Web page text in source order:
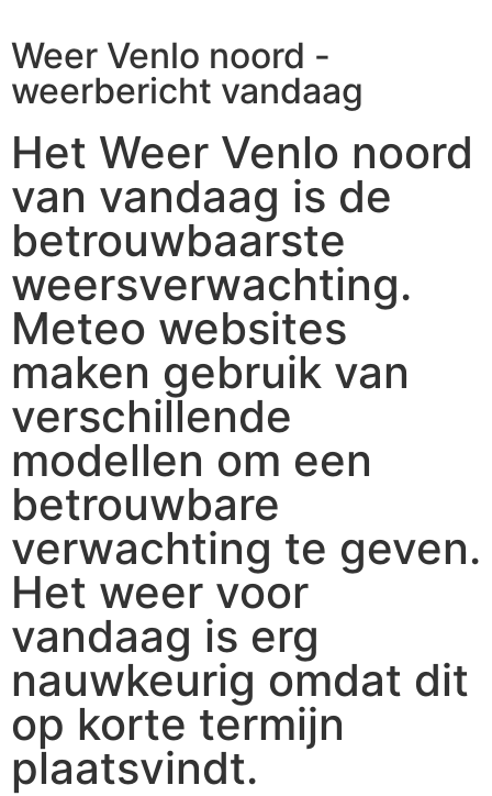
Weer Venlo noord -
weerbericht vandaag
Het Weer Venlo noord
van vandaag is de
betrouwbaarste
weersverwachting.
Meteo websites
maken gebruik van
verschillende
modellen om een
betrouwbare
verwachting te geven.
Het weer voor
vandaag is erg
nauwkeurig omdat dit
op korte termijn
plaatsvindt.